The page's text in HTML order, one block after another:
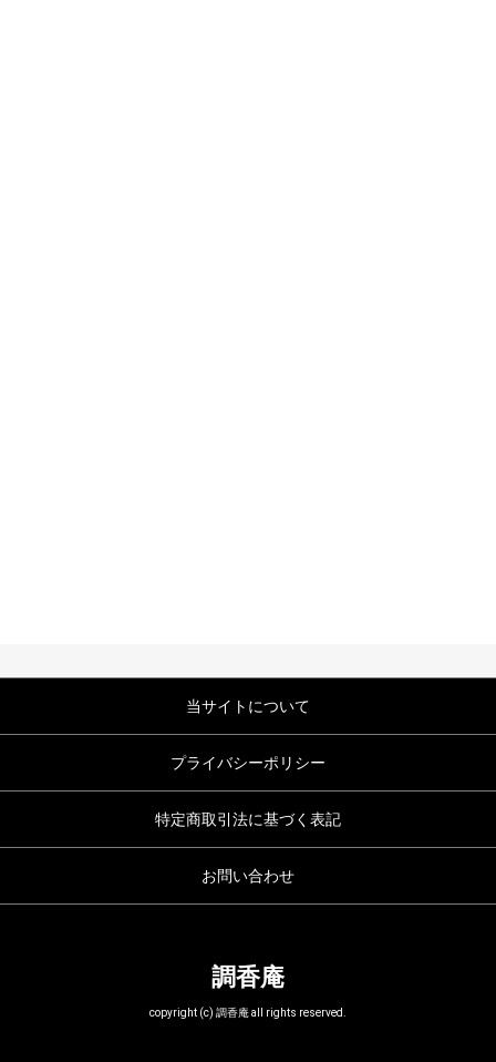
当サイトについて
プライバシーポリシー
特定商取引法に基づく表記
お問い合わせ
調香庵
copyright (c) 調香庵 all rights reserved.